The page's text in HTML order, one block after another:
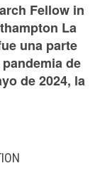
Fellow in
La
una parte
de
de 2024, la